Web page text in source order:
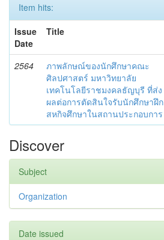
Item hits:
Issue
Date
Title
2564
ภาพลักษณ์ของนักศึกษาคณะ
ศิลปศาสตร์ มหาวิทยาลัย
เทคโนโลยีราชมงคลธัญบุรี ที่ส่ง
ผลต่อการตัดสินใจรับนักศึกษาฝึก
สหกิจศึกษาในสถานประกอบการ
Discover
Subject
Organization
Date issued